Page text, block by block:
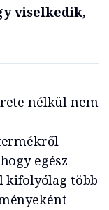
viselkedik,
nélkül nem
egész
kifolyólag több